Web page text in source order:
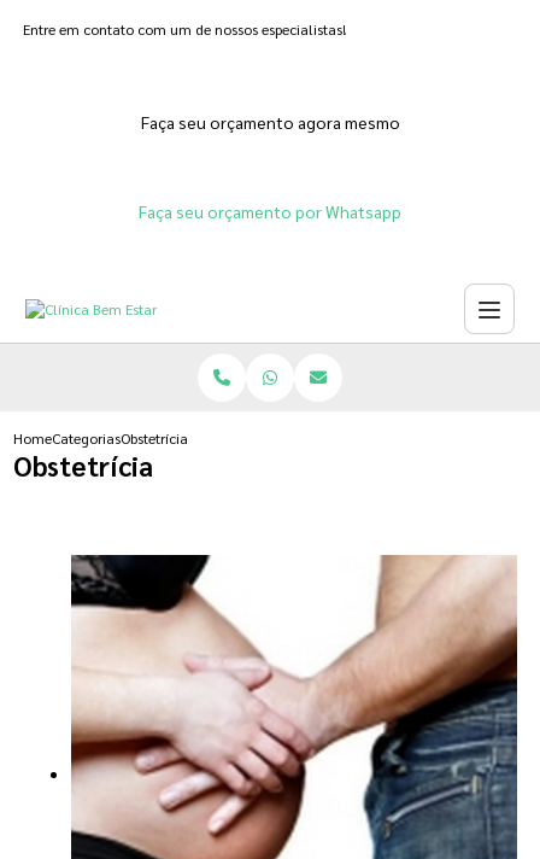
Entre em contato com um de nossos especialistas!
Faça seu orçamento agora mesmo
Faça seu orçamento por Whatsapp
HomeCategoriasObstetrícia
Obstetrícia